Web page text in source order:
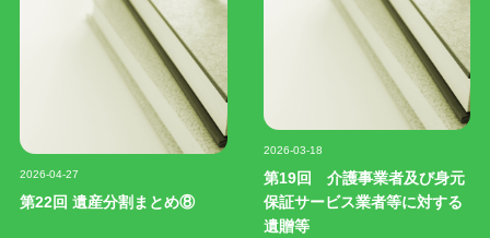
2026-04-27
第22回 遺産分割まとめ⑧
2026-03-18
第19回 介護事業者及び身元
保証サービス業者等に対する
遺贈等